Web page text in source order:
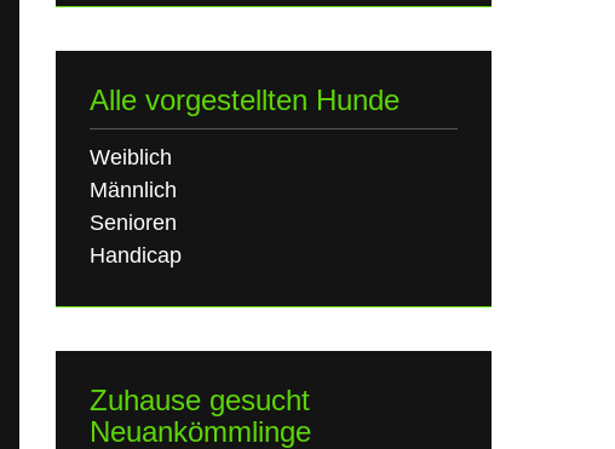
Alle vorgestellten Hunde
Weiblich
Männlich
Senioren
Handicap
Zuhause gesucht
Neuankömmlinge